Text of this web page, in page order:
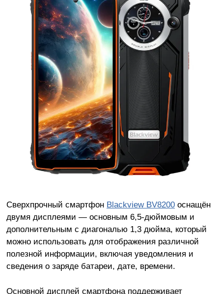
Сверхпрочный смартфон Blackview BV8200оснащён
двумя дисплеями — основным 6,5-дюймовым и
дополнительным с диагональю 1,3 дюйма, который
можно использовать для отображения различной
полезной информации, включая уведомления и
сведения о заряде батареи, дате, времени.
Основной дисплей смартфона поддерживает